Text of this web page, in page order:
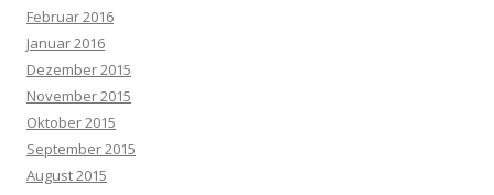
Februar 2016
Januar 2016
Dezember 2015
November 2015
Oktober 2015
September 2015
August 2015